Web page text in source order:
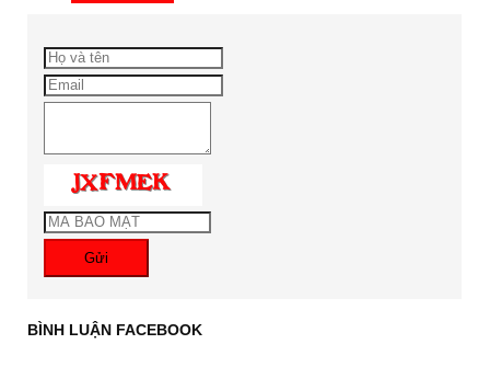
Gửi
BÌNH LUẬN FACEBOOK